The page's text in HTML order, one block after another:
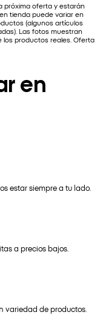
próxima oferta y estarán
tienda puede variar en
(algunos artículos
Las fotos muestran
los productos reales. Oferta
en
estar siempre a tu lado.
a precios bajos.
variedad de productos.